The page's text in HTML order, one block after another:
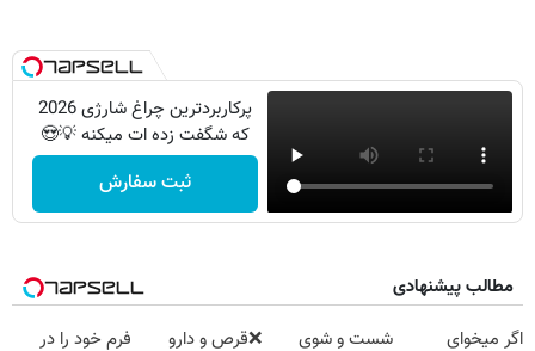
پرکاربردترین چراغ شارژی 2026
که شگفت زده ات میکنه 💡😍
ثبت سفارش
مطالب پیشنهادی
اگر میخوای
شست و شوی
❌قرص‌ و دارو
فرم خود را در